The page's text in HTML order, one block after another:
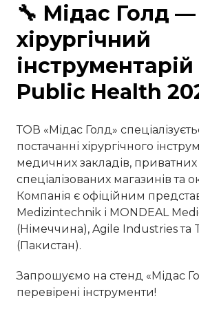
🔧️ Мідас Голд —
хірургічний
інструментарій
Public Health
ТОВ «Мідас Голд»
постачанні хірургічного
медичних закладів, приватних
спеціалізованих магазинів та
Компанія є офіційним
Medizintechnik і MONDEAL
(Німеччина), Agile Industries та
(Пакистан).
Запрошуємо на стенд «Мідас
перевірені інструменти!